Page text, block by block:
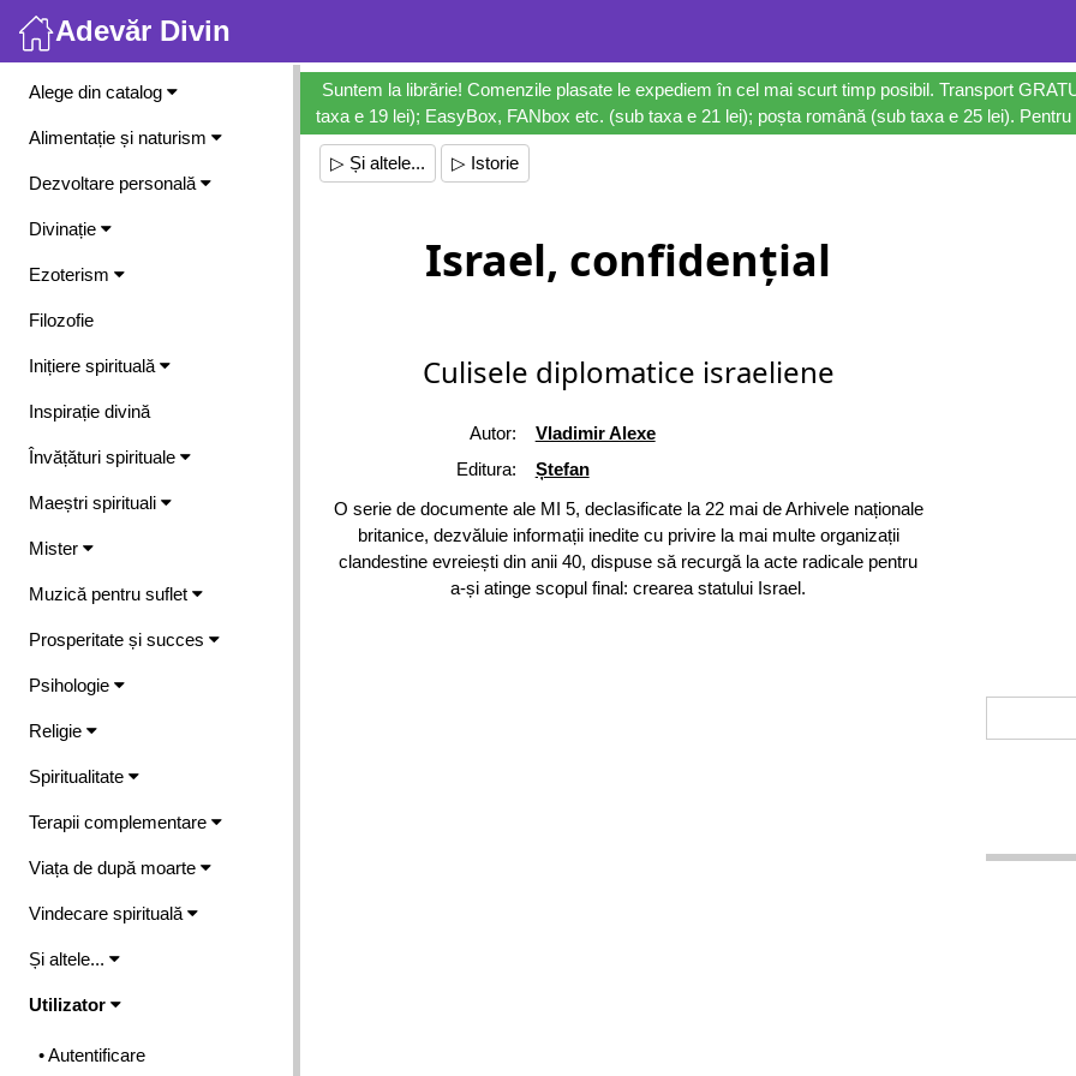
Adevăr Divin
Meniu
Alege din catalog
Alimentație și naturism
Dezvoltare personală
Divinație
Ezoterism
Filozofie
Inițiere spirituală
Inspirație divină
Învățături spirituale
Maeștri spirituali
Mister
Muzică pentru suflet
Prosperitate și succes
Psihologie
Religie
Spiritualitate
Terapii complementare
Viața de după moarte
Vindecare spirituală
Și altele...
Utilizator
• Autentificare
Suntem la librărie! Comenzile plasate le expediem în cel mai scurt timp posibil. Transport
taxa e 19 lei); EasyBox, FANbox etc. (sub taxa e 21 lei); poșta română (sub taxa e 25 lei).
▷ Și altele... ▷ Istorie
Israel, confidențial
Culisele diplomatice israeliene
Autor:
Vladimir Alexe
Editura:
Ștefan
O serie de documente ale MI 5, declasificate la 22 mai de Arhivele naționale
britanice, dezvăluie informații inedite cu privire la mai multe organizații
clandestine evreiești din anii 40, dispuse să recurgă la acte radicale pentru
a-și atinge scopul final: crearea statului Israel.